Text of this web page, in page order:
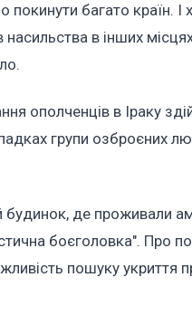
багато країн.
в інших
ополченців в Іраку
групи озброєних
будинок, де проживали
боєголовка". Про
пошуку укриття